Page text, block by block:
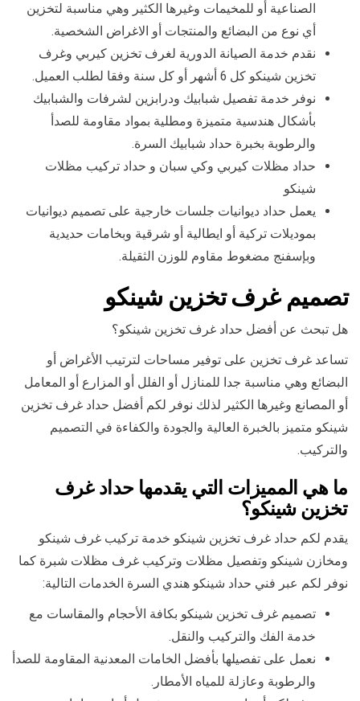
الصناعية أو للمخيمات وغيرها الكثير وهي مناسبة لتخزين
أي نوع من البضائع والمنتجات أو الاغراض الشخصية.
نقدم خدمة الصيانة الدورية لغرف تخزين كيربي وغرف
تخزين شينكو كل 6 أشهر أو كل سنة وفقا لطلب العميل.
نوفر خدمة تفصيل شبابيك ودرابزين لشرفات والشبابيك
بأشكال هندسية متميزة ومطلية بمواد مقاومة للصدأ
والرطوبة بخبرة حداد شبابيك السرة.
حداد مظلات كيربي وكي سبان و حداد تركيب مظلات
شينكو
يعمل حداد ديوانيات جلسات خارجية على تصميم ديوانيات
بموديلات تركية أو ايطالية أو شرقية وبخامات حديدية
وبإسفنج مضغوط مقاوم للوزن الثقيلة.
تصميم غرف تخزين شينكو
هل تبحث عن أفضل حداد غرف تخزين شينكو؟
تساعد غرف تخزين على توفير مساحات لترتيب الأغراض أو
البضائع وهي مناسبة جدا للمنازل أو الفلل أو المزارع أو المعامل
أو المصانع وغيرها الكثير لذلك نوفر لكم أفضل حداد غرف تخزين
شينكو متميز بالخبرة العالية والجودة والكفاءة في التصميم
والتركيب.
ما هي المميزات التي يقدمها حداد غرف
تخزين شينكو؟
يقدم لكم حداد غرف تخزين شينكو خدمة تركيب غرف شينكو
ومخازن شينكو وتفصيل مظلات وتركيب غرف مظلات شبرة كما
نوفر لكم عبر فني حداد شينكو هندي السرة الخدمات التالية:
تصميم غرف تخزين شينكو بكافة الأحجام والمقاسات مع
خدمة الفك والتركيب والنقل.
نعمل على تفصيلها بأفضل الخامات المعدنية المقاومة للصدأ
والرطوبة وعازلة للمياه الأمطار.